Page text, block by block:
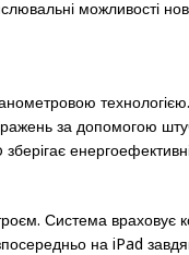
можливості
за допомогою
Система
на iPad